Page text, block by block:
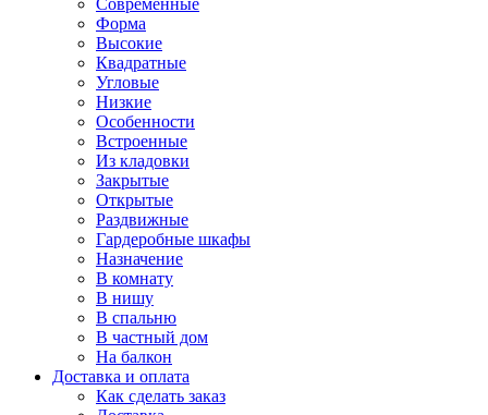
Современные
Форма
Высокие
Квадратные
Угловые
Низкие
Особенности
Встроенные
Из кладовки
Закрытые
Открытые
Раздвижные
Гардеробные шкафы
Назначение
В комнату
В нишу
В спальню
В частный дом
На балкон
Доставка и оплата
Как сделать заказ